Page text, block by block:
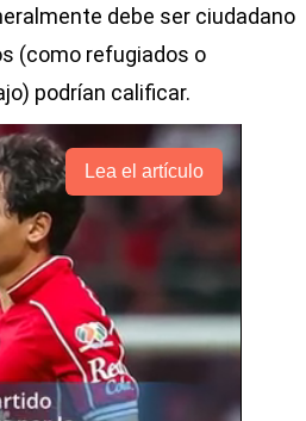
debe ser ciudadano
(como refugiados o
podrían calificar.
Lea el artículo